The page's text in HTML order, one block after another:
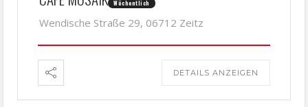
Wöchentlich
Wendische Straße 29, 06712 Zeitz
DETAILS ANZEIGEN